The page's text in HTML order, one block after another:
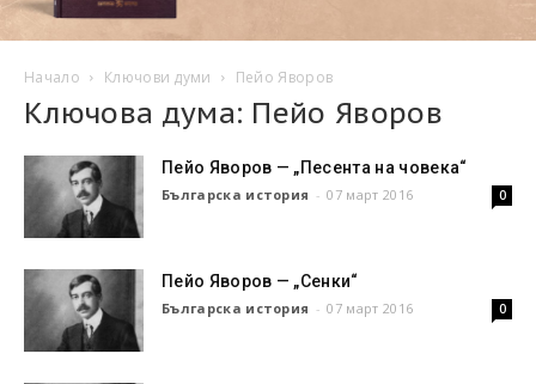
Начало Ключови думи Пейо Яворов
Ключова дума: Пейо Яворов
Пейо Яворов — „Песента на човека“
Българска история - 07 март 2016 0
Пейо Яворов — „Сенки“
Българска история - 07 март 2016 0